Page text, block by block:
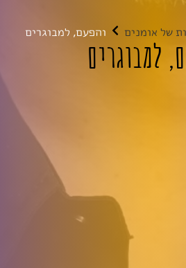
של אומנים והפעם, למבוגרים
למבוגרים